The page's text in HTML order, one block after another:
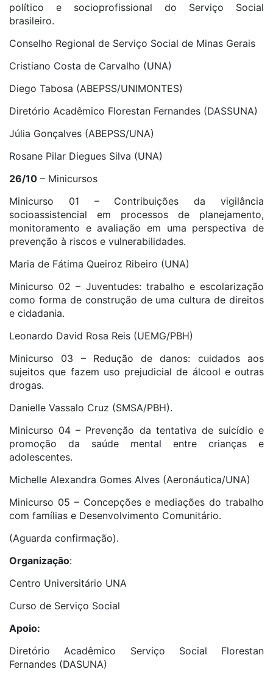
político e socioprofissional do Serviço Social
brasileiro.
Conselho Regional de Serviço Social de Minas Gerais
Cristiano Costa de Carvalho (UNA)
Diego Tabosa (ABEPSS/UNIMONTES)
Diretório Acadêmico Florestan Fernandes (DASSUNA)
Júlia Gonçalves (ABEPSS/UNA)
Rosane Pilar Diegues Silva (UNA)
26/10 – Minicursos
Minicurso 01 – Contribuições da vigilância
socioassistencial em processos de planejamento,
monitoramento e avaliação em uma perspectiva de
prevenção à riscos e vulnerabilidades.
Maria de Fátima Queiroz Ribeiro (UNA)
Minicurso 02 – Juventudes: trabalho e escolarização
como forma de construção de uma cultura de direitos
e cidadania.
Leonardo David Rosa Reis (UEMG/PBH)
Minicurso 03 – Redução de danos: cuidados aos
sujeitos que fazem uso prejudicial de álcool e outras
drogas.
Danielle Vassalo Cruz (SMSA/PBH).
Minicurso 04 – Prevenção da tentativa de suicídio e
promoção da saúde mental entre crianças e
adolescentes.
Michelle Alexandra Gomes Alves (Aeronáutica/UNA)
Minicurso 05 – Concepções e mediações do trabalho
com famílias e Desenvolvimento Comunitário.
(Aguarda confirmação).
Organização:
Centro Universitário UNA
Curso de Serviço Social
Apoio:
Diretório Acadêmico Serviço Social Florestan
Fernandes (DASUNA)